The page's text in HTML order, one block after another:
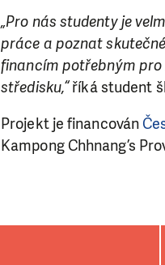
„Pro nás studenty je
práce a poznat
financím potřebným pro
středisku,“říká student
Projekt je financován
Kampong Chhnang’s